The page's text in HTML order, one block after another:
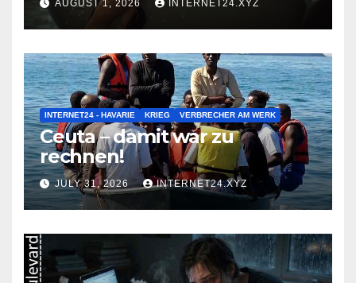
AUGUST 1, 2026 INTERNET24.XYZ
INTERNET24 - HAVARIE KRIEG VERBRECHER AM WERK
Ceuta – damit war zu
rechnen!
JULY 31, 2026 INTERNET24.XYZ